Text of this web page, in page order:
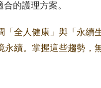
的護理方案。
「全人健康」與「永續
續。掌握這些趨勢，